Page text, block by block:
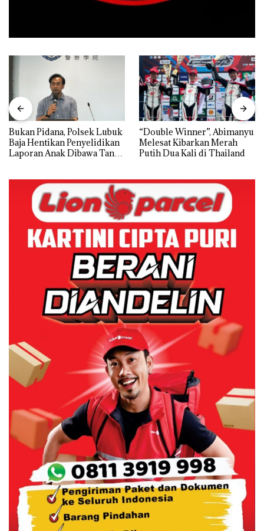
Bukan Pidana, Polsek Lubuk
Baja Hentikan Penyelidikan
Laporan Anak Dibawa Tanpa
“Double Winner”, Abimanyu
Melesat Kibarkan Merah
Putih Dua Kali di Thailand